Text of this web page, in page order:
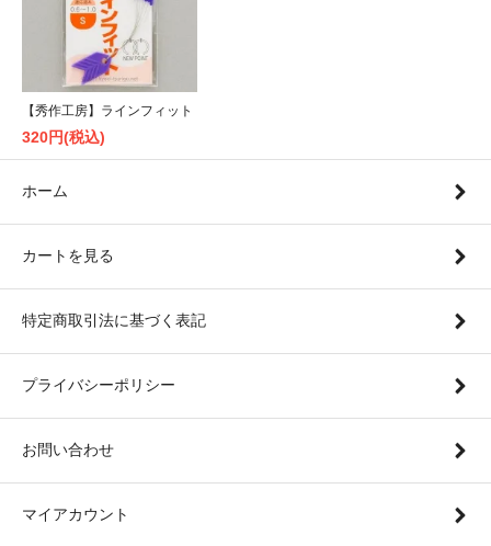
【秀作工房】ラインフィット
320円(税込)
ホーム
カートを見る
特定商取引法に基づく表記
プライバシーポリシー
お問い合わせ
マイアカウント